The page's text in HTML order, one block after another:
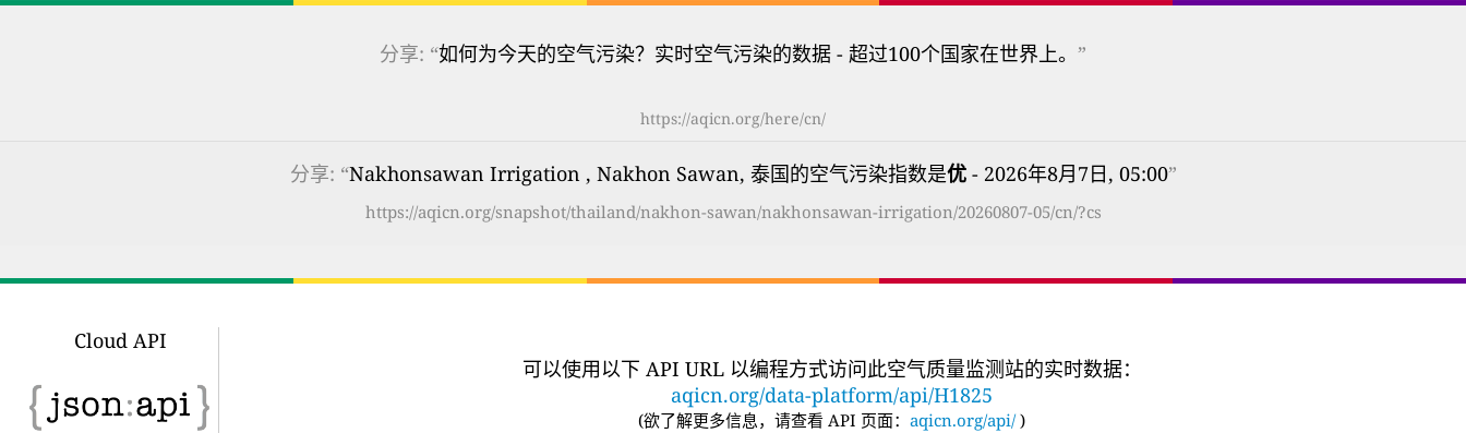
分享: “如何为今天的空气污染？实时空气污染的数据 - 超过100个国家在世界上。 ”
https://aqicn.org/here/cn/
分享: “Nakhonsawan Irrigation , Nakhon Sawan, 泰国的空气污染指数是优- 2026年8月7日, 05:00”
https://aqicn.org/snapshot/thailand/nakhon-sawan/nakhonsawan-irrigation/20260807-05/cn/?cs
Cloud API
可以使用以下 API URL 以编程方式访问此空气质量监测站的实时数据：
aqicn.org/data-platform/api/H1825
(欲了解更多信息，请查看 API 页面： aqicn.org/api/ )